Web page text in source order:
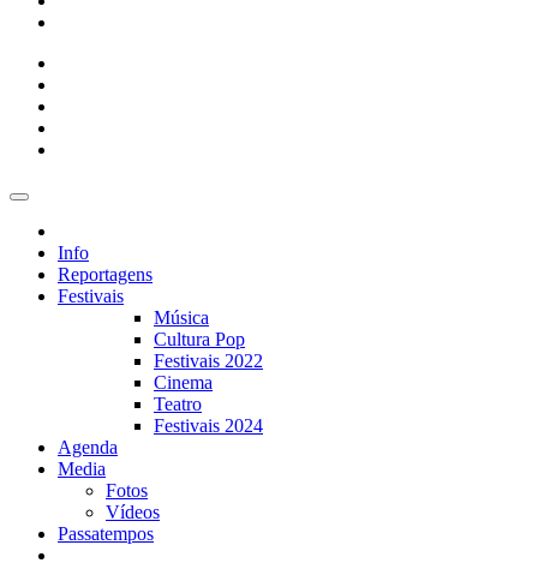
Info
Reportagens
Festivais
Música
Cultura Pop
Festivais 2022
Cinema
Teatro
Festivais 2024
Agenda
Media
Fotos
Vídeos
Passatempos